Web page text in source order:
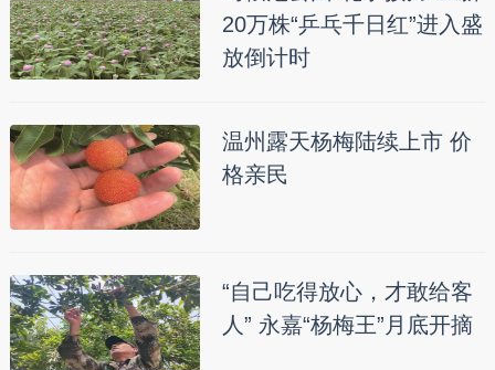
20万株“乒乓千日红”进入盛
放倒计时
温州露天杨梅陆续上市 价
格亲民
“自己吃得放心，才敢给客
人” 永嘉“杨梅王”月底开摘